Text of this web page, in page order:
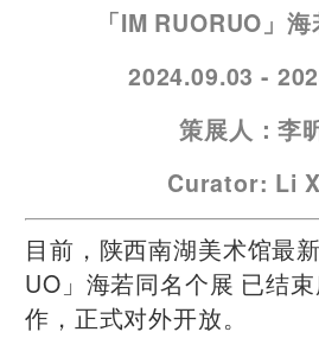
「IM RUORUO」
2024.09.03 -
策展人：李
Curator: Li
目前，陕西南湖美术馆最
UO」海若同名个展 已结
作，正式对外开放。